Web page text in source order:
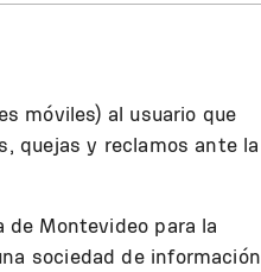
móviles) al usuario que
quejas y reclamos ante la
Montevideo para la
sociedad de información